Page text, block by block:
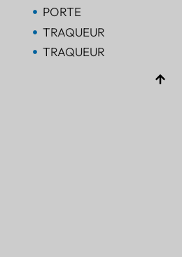
PORTE
TRAQUEUR
TRAQUEUR